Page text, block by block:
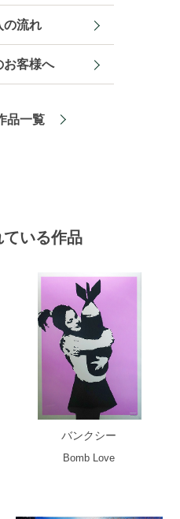
の流れ
お客様へ
品一覧
ている作品
バンクシー
Bomb Love